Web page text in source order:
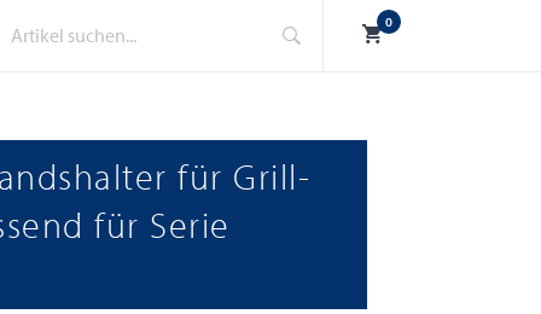
0
für Grill-
für Serie